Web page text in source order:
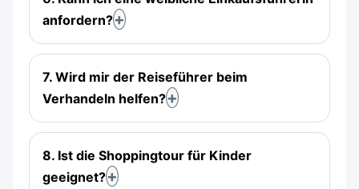
anfordern?
7. Wird mir der Reiseführer beim
Verhandeln helfen?
8. Ist die Shoppingtour für Kinder
geeignet?